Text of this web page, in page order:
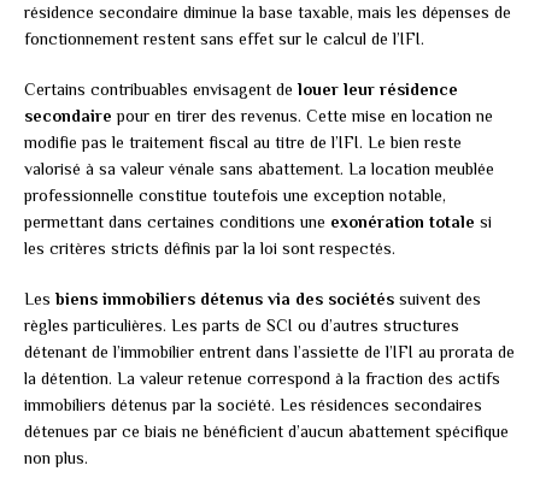
résidence secondaire diminue la base taxable, mais les dépenses de
fonctionnement restent sans effet sur le calcul de l’IFI.
Certains contribuables envisagent de louer leur résidence
secondaire pour en tirer des revenus. Cette mise en location ne
modifie pas le traitement fiscal au titre de l’IFI. Le bien reste
valorisé à sa valeur vénale sans abattement. La location meublée
professionnelle constitue toutefois une exception notable,
permettant dans certaines conditions une exonération totale si
les critères stricts définis par la loi sont respectés.
Lesbiens immobiliers détenus via des sociétés suivent des
règles particulières. Les parts de SCI ou d’autres structures
détenant de l’immobilier entrent dans l’assiette de l’IFI au prorata de
la détention. La valeur retenue correspond à la fraction des actifs
immobiliers détenus par la société. Les résidences secondaires
détenues par ce biais ne bénéficient d’aucun abattement spécifique
non plus.